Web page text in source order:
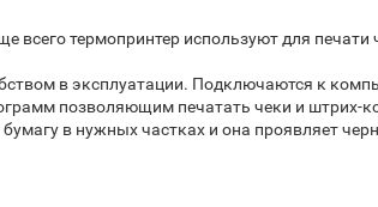
термопринтер используют для
в эксплуатации. Подключаются к
позволяющим печатать чеки и штрих-
в нужных частках и она проявляет